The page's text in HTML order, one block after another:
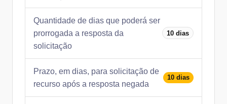
Quantidade de dias que poderá ser
prorrogada a resposta da
solicitação
10 dias
Prazo, em dias, para solicitação de
recurso após a resposta negada
10 dias